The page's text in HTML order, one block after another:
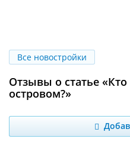
Все новостройки
Отзывы о статье
островом?»